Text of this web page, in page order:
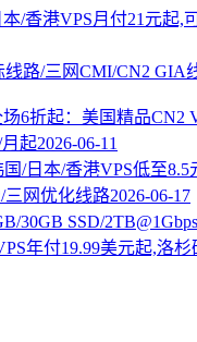
起2026-06-11
三网优化线路2026-06-17